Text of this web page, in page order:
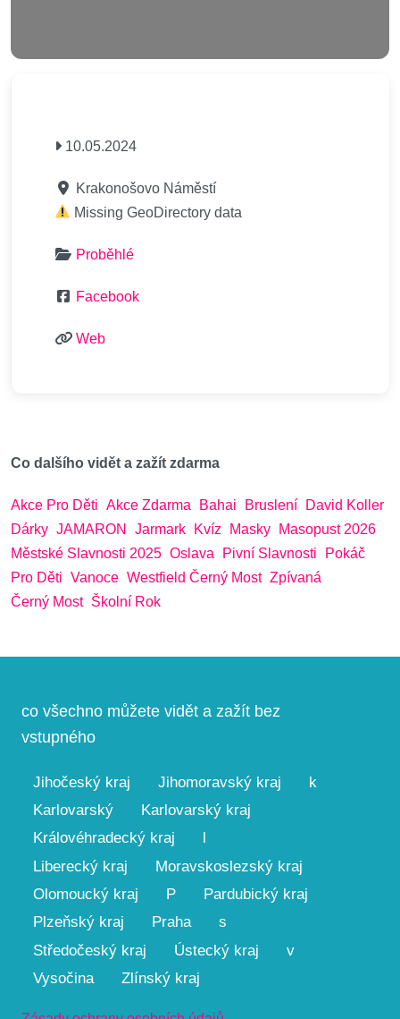
10.05.2024
Krakonošovo Náměstí
Missing GeoDirectory data
Proběhlé
Facebook
Web
Co dalšího vidět a zažít zdarma
Akce Pro Děti Akce Zdarma Bahai Bruslení
David Koller
Dárky JAMARON Jarmark Kvíz Masky
Masopust 2026
Městské Slavnosti 2025 Oslava Pivní Slavnosti
Pokáč
Pro Děti Vanoce Westfield Černý Most Zpívaná
Černý Most Školní Rok
co všechno můžete vidět a zažít bez
vstupného
Jihočeský kraj Jihomoravský kraj
k
Karlovarský
Karlovarský kraj
Královéhradecký kraj
Liberecký kraj
Moravskoslezský kraj
Olomoucký kraj
P
Pardubický kraj
Plzeňský kraj
Praha
s
Středočeský kraj
Ústecký kraj
v
Vysočina
Zlínský kraj